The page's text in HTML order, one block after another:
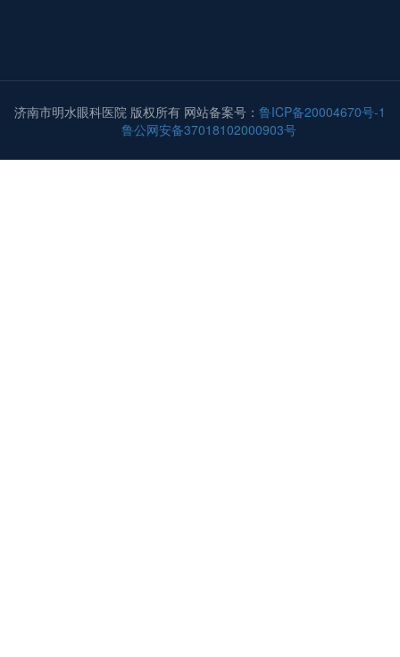
济南市明水眼科医院 版权所有 网站备案号： 鲁ICP备20004670号-1
鲁公网安备37018102000903号